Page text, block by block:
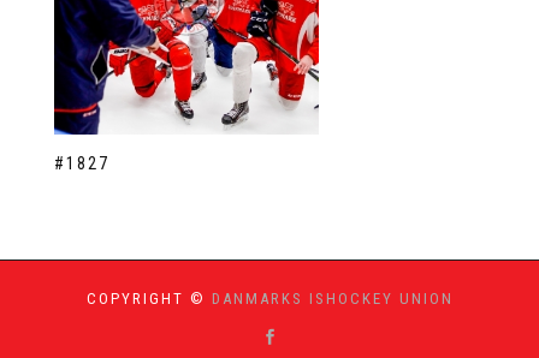
#1827
COPYRIGHT © DANMARKS ISHOCKEY UNION